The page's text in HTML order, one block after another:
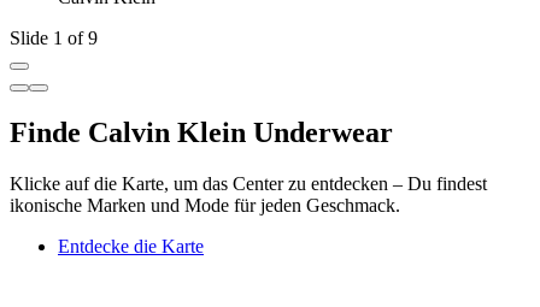
Slide 1 of 9
Finde Calvin Klein Underwear
Klicke auf die Karte, um das Center zu entdecken – Du findest
ikonische Marken und Mode für jeden Geschmack.
Entdecke die Karte